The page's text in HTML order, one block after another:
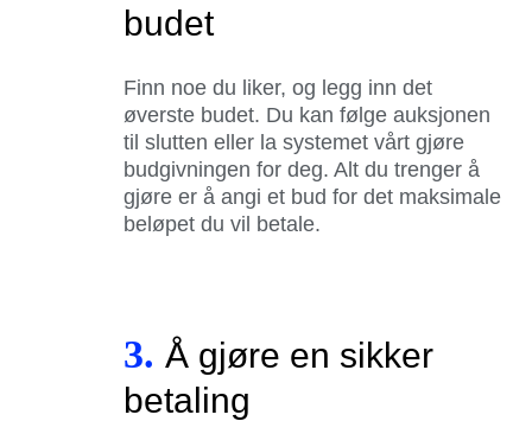
budet
Finn noe du liker, og legg inn det
øverste budet. Du kan følge auksjonen
til slutten eller la systemet vårt gjøre
budgivningen for deg. Alt du trenger å
gjøre er å angi et bud for det maksimale
beløpet du vil betale.
3. Å gjøre en sikker
betaling